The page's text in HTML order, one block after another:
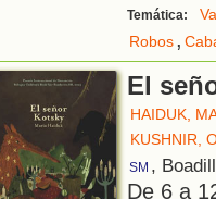
Temática:
Robos,
El
HAIDUK,
KUSHNIR,
SM ,
De 6 a